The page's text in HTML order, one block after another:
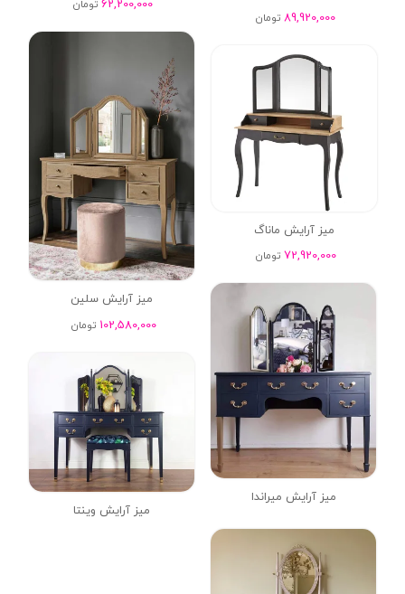
89,920,000 تومان
62,200,000 تومان
میز آرایش سلین
102,580,000 تومان
میز آرایش ماناگ
72,920,000 تومان
میز آرایش میراندا
میز آرایش وینتا